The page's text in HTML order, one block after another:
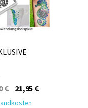
€ Ursprünglicher
Preis
21,95 €Aktueller